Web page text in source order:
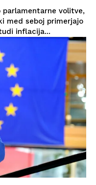
parlamentarne volitve,
med seboj primerjajo
inflacija...